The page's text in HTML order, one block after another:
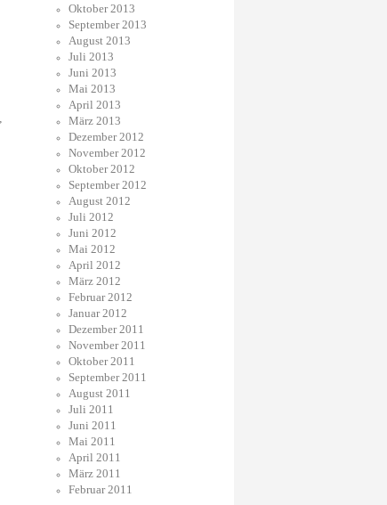
Oktober 2013
September 2013
August 2013
Juli 2013
Juni 2013
Mai 2013
April 2013
März 2013
Dezember 2012
November 2012
Oktober 2012
September 2012
August 2012
Juli 2012
Juni 2012
Mai 2012
April 2012
März 2012
Februar 2012
Januar 2012
Dezember 2011
November 2011
Oktober 2011
September 2011
August 2011
Juli 2011
Juni 2011
Mai 2011
April 2011
März 2011
Februar 2011